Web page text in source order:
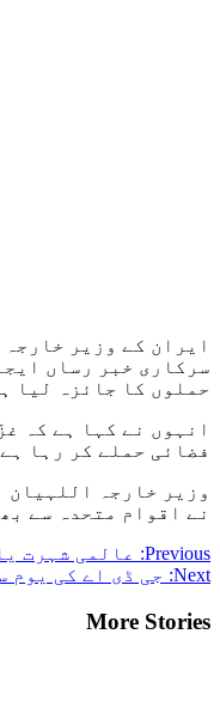
ایران کے وزیر
حملوں کا جائزہ لیا
فضائی حملے کر رہا
وزیر خارجہ اللہیان
نے اقوام متحدہ سے
Post
navigation
Previous:
عالمی شہرت
Next: جی ڈی اے کی یوم
More Stories